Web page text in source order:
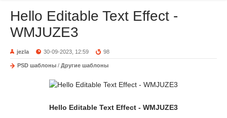
Hello Editable Text Effect -
WMJUZE3
jezla 30-09-2023, 12:59 98
PSD шаблоны / Другие шаблоны
Hello Editable Text Effect - WMJUZE3